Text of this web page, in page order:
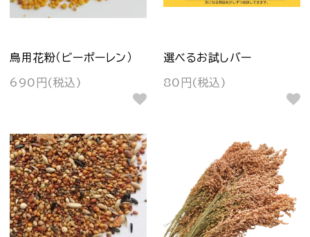
鳥用花粉（ビーポーレン）
690円(税込)
選べるお試しバー
80円(税込)